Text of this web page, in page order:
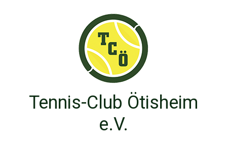
Tennis-Club Ötisheim
e.V.